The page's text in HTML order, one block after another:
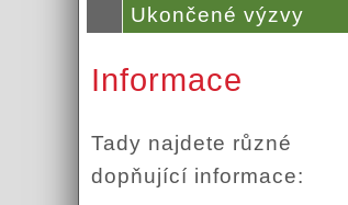
Ukončené výzvy
Informace
Tady najdete různé
dopňující informace: